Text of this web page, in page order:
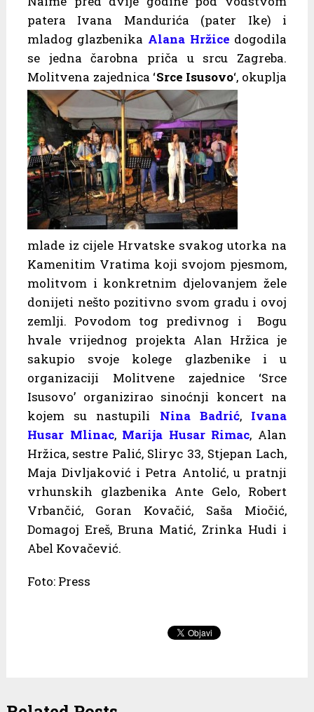
patera Ivana Mandurića (pater Ike) i
mladog glazbenika Alana Hržice dogodila
se jedna čarobna priča u srcu Zagreba.
Molitvena zajednica ‘Srce Isusovo‘, okuplja
mlade iz cijele Hrvatske svakog utorka na
Kamenitim Vratima koji svojom pjesmom,
molitvom i konkretnim djelovanjem žele
donijeti nešto pozitivno svom gradu i ovoj
zemlji. Povodom tog predivnog i Bogu
hvale vrijednog projekta Alan Hržica je
sakupio svoje kolege glazbenike i u
organizaciji Molitvene zajednice ‘Srce
Isusovo’ organizirao sinoćnji koncert na
kojem su nastupili Nina Badrić, Ivana
Husar Mlinac, Marija Husar Rimac, Alan
Hržica, sestre Palić, Sliryc 33, Stjepan Lach,
Maja Divljaković i Petra Antolić, u pratnji
vrhunskih glazbenika Ante Gelo, Robert
Vrbančić, Goran Kovačić, Saša Miočić,
Domagoj Ereš, Bruna Matić, Zrinka Hudi i
Abel Kovačević.
Foto: Press